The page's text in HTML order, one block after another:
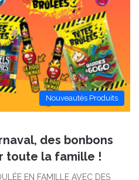
Nouveautés Produits
des bonbons
toute la famille !
EN FAMILLE AVEC DES